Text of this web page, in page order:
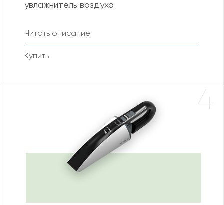
увлажнитель воздуха
Читать описание
Купить
4